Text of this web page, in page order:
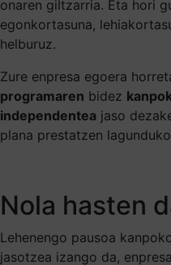
onaren giltzarria. Eta hori
egonkortasuna,
helburuz.
Zure enpresa egoera
programaren bidez
independentea jaso
plana prestatzen
Nola hasten
Lehenengo pausoa
jasotzea izango da,